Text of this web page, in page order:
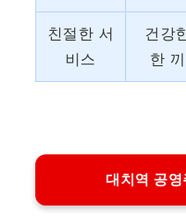
친절한 서
비스
건강
한 끼
대치역 공영